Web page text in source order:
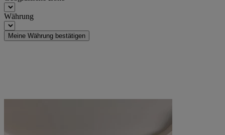
Währung
Meine Währung bestätigen